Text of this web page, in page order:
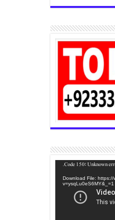
Code 150: Unknown
Download File: https://
v=ysqLu0eS6MY&_=1